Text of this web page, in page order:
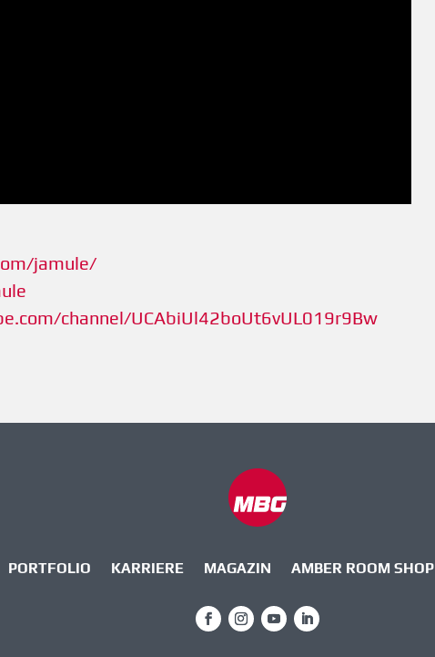
jamule/
channel/UCAbiUl42boUt6vUL019r9Bw
PORTFOLIO KARRIERE MAGAZIN AMBER ROOM SHOP